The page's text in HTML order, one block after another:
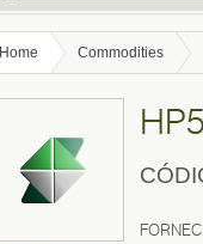
Home Commodities